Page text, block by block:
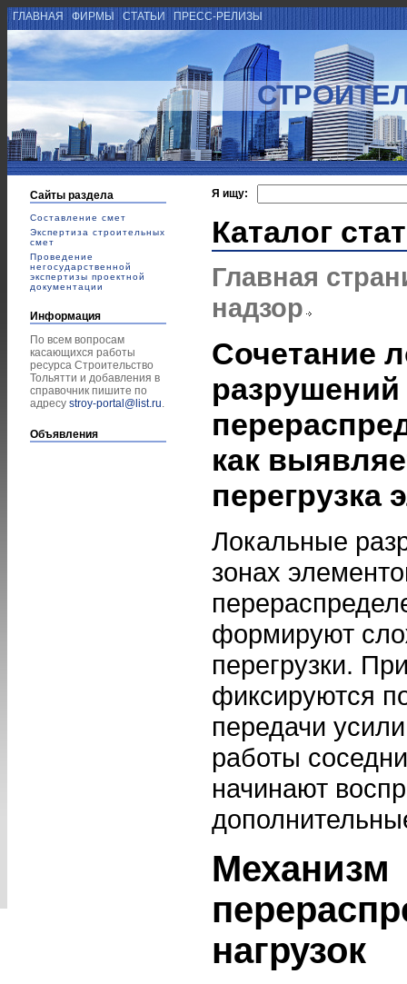
ГЛАВНАЯ ФИРМЫ СТАТЬИ ПРЕСС-РЕЛИЗЫ
Сайты раздела
Составление смет
Экспертиза строительных
смет
Проведение
негосударственной
экспертизы проектной
документации
Информация
По всем вопросам
касающихся работы
ресурса Строительство
Тольятти и добавления в
справочник пишите по
адресу stroy-portal@list.ru.
Объявления
Я ищу:
Каталог
Главная
надзор
Сочетание
как
перегрузка
Локальные
зонах
формируют
перегрузки.
фиксируются
передачи
работы
начинают
Механизм
нагрузок